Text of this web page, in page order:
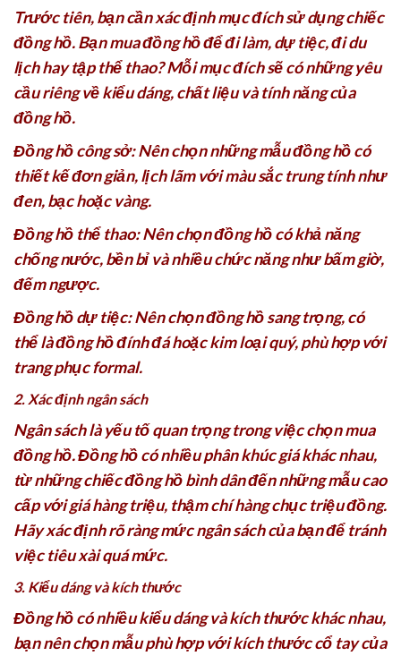
Trước tiên, bạn cần xác định mục đích sử dụng chiếc
đồng hồ. Bạn mua đồng hồ để đi làm, dự tiệc, đi du
lịch hay tập thể thao? Mỗi mục đích sẽ có những yêu
cầu riêng về kiểu dáng, chất liệu và tính năng của
đồng hồ.
Đồng hồ công sở: Nên chọn những mẫu đồng hồ có
thiết kế đơn giản, lịch lãm với màu sắc trung tính như
đen, bạc hoặc vàng.
Đồng hồ thể thao: Nên chọn đồng hồ có khả năng
chống nước, bền bỉ và nhiều chức năng như bấm giờ,
đếm ngược.
Đồng hồ dự tiệc: Nên chọn đồng hồ sang trọng, có
thể là đồng hồ đính đá hoặc kim loại quý, phù hợp với
trang phục formal.
2. Xác định ngân sách
Ngân sách là yếu tố quan trọng trong việc chọn mua
đồng hồ. Đồng hồ có nhiều phân khúc giá khác nhau,
từ những chiếc đồng hồ bình dân đến những mẫu cao
cấp với giá hàng triệu, thậm chí hàng chục triệu đồng.
Hãy xác định rõ ràng mức ngân sách của bạn để tránh
việc tiêu xài quá mức.
3. Kiểu dáng và kích thước
Đồng hồ có nhiều kiểu dáng và kích thước khác nhau,
bạn nên chọn mẫu phù hợp với kích thước cổ tay của